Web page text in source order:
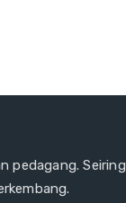
pedagang. Seiring